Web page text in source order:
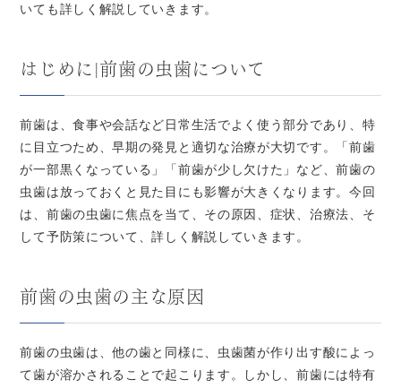
いても詳しく解説していきます。
はじめに|前歯の虫歯について
前歯は、食事や会話など日常生活でよく使う部分であり、特
に目立つため、早期の発見と適切な治療が大切です。「前歯
が一部黒くなっている」「前歯が少し欠けた」など、前歯の
虫歯は放っておくと見た目にも影響が大きくなります。今回
は、前歯の虫歯に焦点を当て、その原因、症状、治療法、そ
して予防策について、詳しく解説していきます。
前歯の虫歯の主な原因
前歯の虫歯は、他の歯と同様に、虫歯菌が作り出す酸によっ
て歯が溶かされることで起こります。しかし、前歯には特有